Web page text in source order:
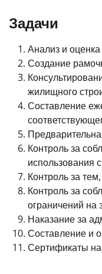
Задачи
Анализ и
Создание
жилищного
Составление
Контроль за
использования
Контроль за
Контроль за
ограничений на
Наказание за
Составление и
Сертификаты